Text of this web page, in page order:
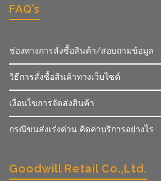
FAQ’s
ช่องทางการสั่งซื้อสินค้า/สอบถามข้อมูล
วิธีการสั่งซื้อสินค้าทางเว็บไซต์
เงื่อนไขการจัดส่งสินค้า
กรณีขนส่งเร่งด่วน คิดค่าบริการอย่างไร
Goodwill Retail Co.,Ltd.